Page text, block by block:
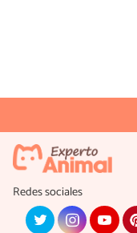
Redes sociales